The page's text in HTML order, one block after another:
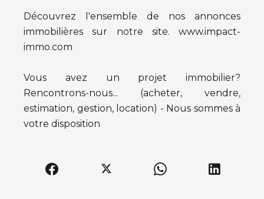
Découvrez l'ensemble de nos annonces
immobilières sur notre site. www.impact-
immo.com
Vous avez un projet immobilier?
Rencontrons-nous... (acheter, vendre,
estimation, gestion, location) - Nous sommes à
votre disposition